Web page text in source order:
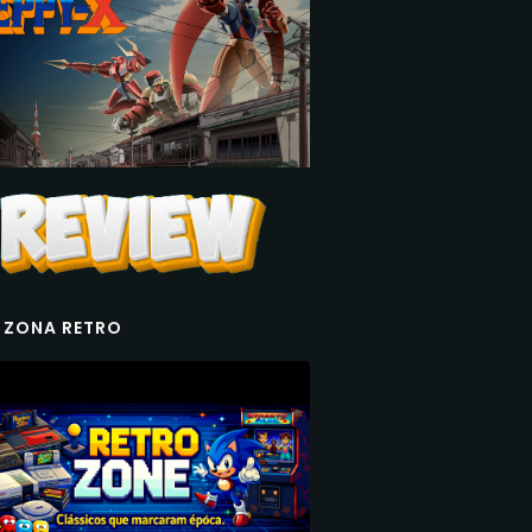
RETRO